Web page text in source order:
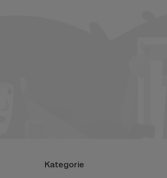
Kategorie